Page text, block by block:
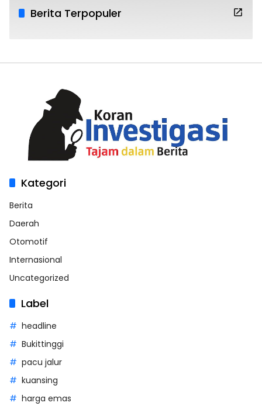
Berita Terpopuler
Kategori
Berita
Daerah
Otomotif
Internasional
Uncategorized
Label
headline
Bukittinggi
pacu jalur
kuansing
harga emas